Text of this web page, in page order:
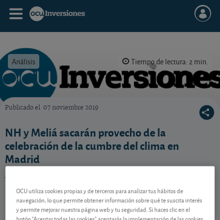
Análisis Tiempo de lectura: 2 min.
Publicado el 07 noviembre 2019
NH y Meliá sacarán provecho de la
celebración de la cumbre del clima en
Madrid
A los hoteleros de Madrid les ha tocado la lotería de
nuestra selección.
OCU utiliza cookies propias y de terceros para analizar tus hábitos de
navegación, lo que permite obtener información sobre qué te suscita interés
y permite mejorar nuestra página web y tu seguridad. Si haces clic en el